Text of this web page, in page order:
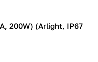
200W) (Arlight, IP67